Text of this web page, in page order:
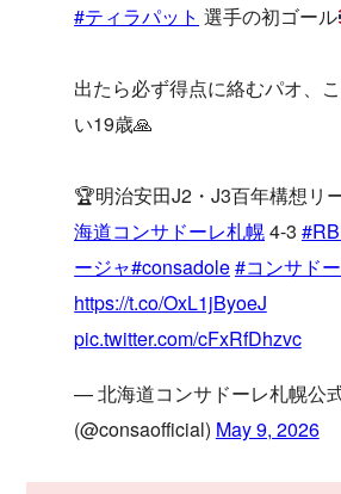
#ティラパット 選手の初ゴール
出たら必ず得点に絡むパオ、
い19歳🙏
🏆明治安田J2・J3百年構想リ
海道コンサドーレ札幌4-3
ージャ#consadole#コンサド
https://t.co/OxL1jByoeJ
pic.twitter.com/cFxRfDhzvc
— 北海道コンサドーレ札幌公
(@consaofficial) May 9, 2026